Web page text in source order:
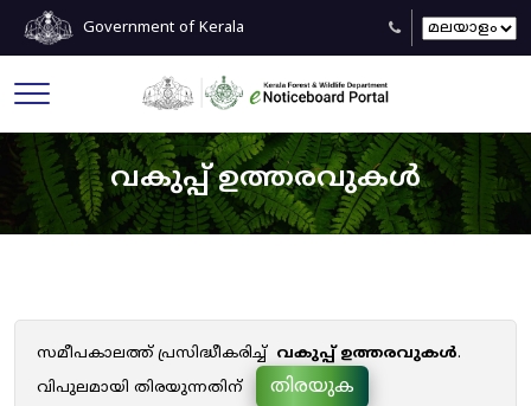
Government of Kerala
വകുപ്പ് ഉത്തരവുകൾ
സമീപകാലത്ത് പ്രസിദ്ധീകരിച്ച് വകുപ്പ് ഉത്തരവുകൾ.
വിപുലമായി തിരയുന്നതിന്
തിരയുക